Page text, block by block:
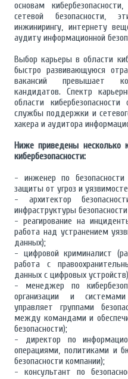
основам
сетевой безопасности,
инжинирингу, интернету
аудиту информационной
Выбор карьеры в области
быстро развивающуюся
вакансий превышает
кандидатов. Спектр
области
службы поддержки и
хакера и аудитора
Ниже приведены несколько
кибербезопасности:
- инженер по
защиты от угроз и
- архитектор
инфраструктуры
- реагирование на
работа над устранением
данных);
- цифровой криминалист
работа с
данных с цифровых
- менеджер по
организации и
управляет группами
между командами и
безопасности);
- директор по
операциями, политиками и
безопасности компании);
- консультант по